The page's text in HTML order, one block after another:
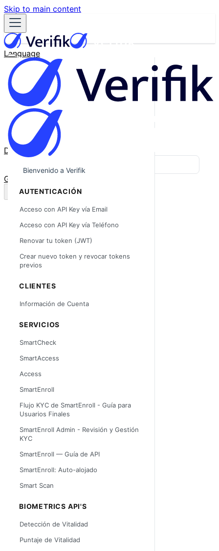
Skip to main content
Language
English
Español
Français
Português
한국어
日本語
中文
Docs
GitHub
Bienvenido a Verifik
AUTENTICACIÓN
Acceso con API Key vía Email
Acceso con API Key vía Teléfono
Renovar tu token (JWT)
Crear nuevo token y revocar tokens
previos
CLIENTES
Información de Cuenta
SERVICIOS
SmartCheck
SmartAccess
Access
SmartEnroll
Flujo KYC de SmartEnroll - Guía para
Usuarios Finales
SmartEnroll Admin - Revisión y Gestión
KYC
SmartEnroll — Guía de API
SmartEnroll: Auto-alojado
Smart Scan
BIOMETRICS API'S
Detección de Vitalidad
Puntaje de Vitalidad